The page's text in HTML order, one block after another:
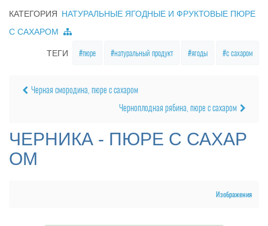
КАТЕГОРИЯ НАТУРАЛЬНЫЕ ЯГОДНЫЕ И ФРУКТОВЫЕ ПЮРЕ
С САХАРОМ
ТЕГИ пюре натуральный продукт ягоды с сахаром
Черная смородина, пюре с сахаром
Черноплодная рябина, пюре с сахаром
ЧЕРНИКА - ПЮРЕ С САХАР
ОМ
Изображения